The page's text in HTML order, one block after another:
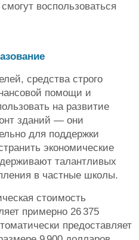
воспользоваться
средства строго
помощи и
на развитие
зданий — они
для поддержки
экономические
талантливых
в частные школы.
стоимость
примерно 26 375
предоставляет